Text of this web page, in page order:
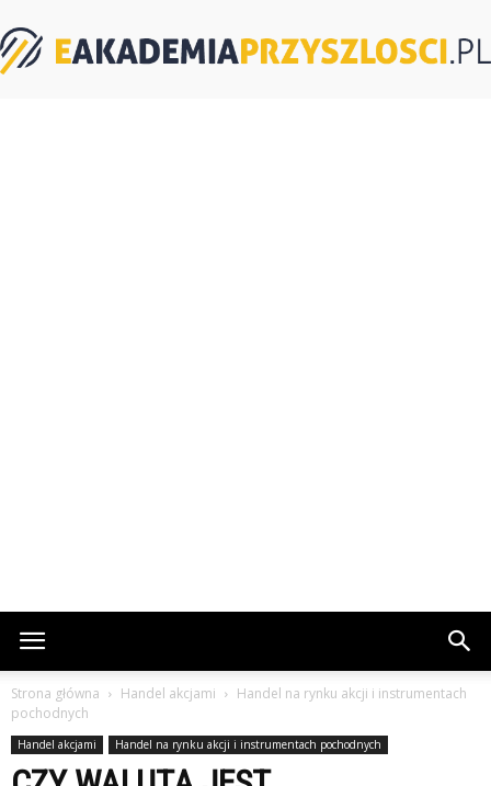
Strona główna Handel akcjami
Handel na rynku akcji i instrumentach
pochodnych
Handel akcjami Handel na rynku akcji i instrumentach pochodnych